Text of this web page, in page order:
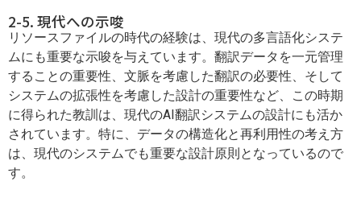
2-5. 現代への示唆
リソースファイルの時代の経験は、現代の多言語化システ
ムにも重要な示唆を与えています。翻訳データを一元管理
することの重要性、文脈を考慮した翻訳の必要性、そして
システムの拡張性を考慮した設計の重要性など、この時期
に得られた教訓は、現代のAI翻訳システムの設計にも活か
されています。特に、データの構造化と再利用性の考え方
は、現代のシステムでも重要な設計原則となっているので
す。